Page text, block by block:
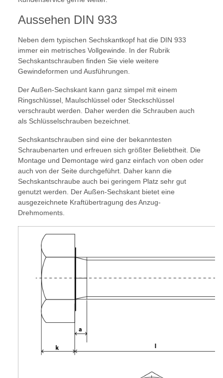
Aussehen DIN 933
Neben dem typischen Sechskantkopf hat die DIN 933
immer ein metrisches Vollgewinde. In der Rubrik
Sechskantschrauben finden Sie viele weitere
Gewindeformen und Ausführungen.
Der Außen-Sechskant kann ganz simpel mit einem
Ringschlüssel, Maulschlüssel oder Steckschlüssel
verschraubt werden. Daher werden die Schrauben auch
als Schlüsselschrauben bezeichnet.
Sechskantschrauben sind eine der bekanntesten
Schraubenarten und erfreuen sich größter Beliebtheit. Die
Montage und Demontage wird ganz einfach von oben oder
auch von der Seite durchgeführt. Daher kann die
Sechskantschraube auch bei geringem Platz sehr gut
genutzt werden. Der Außen-Sechskant bietet eine
ausgezeichnete Kraftübertragung des Anzug-
Drehmoments.